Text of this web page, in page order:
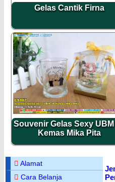
Gelas Cantik Firna
Souvenir Gelas Sexy UBM
Kemas Mika Pita
Alamat
Cara Belanja